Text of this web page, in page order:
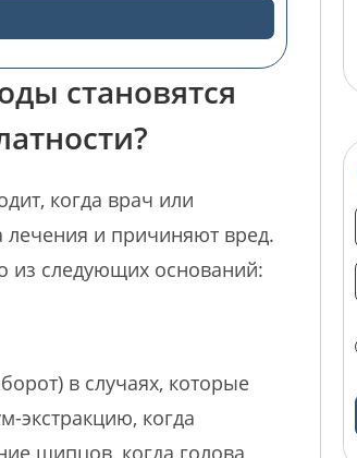
становятся
когда врач или
лечения и причиняют вред.
из следующих оснований:
в случаях, которые
экстракцию, когда